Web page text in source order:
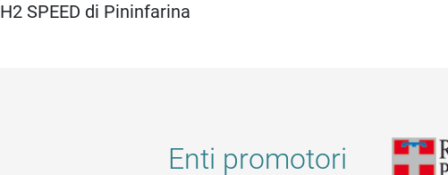
H2 SPEED di Pininfarina
Enti promotori